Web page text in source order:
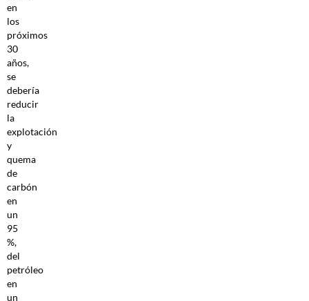
en
los
próximos
30
años,
se
debería
reducir
la
explotación
y
quema
de
carbón
en
un
95
%,
del
petróleo
en
un